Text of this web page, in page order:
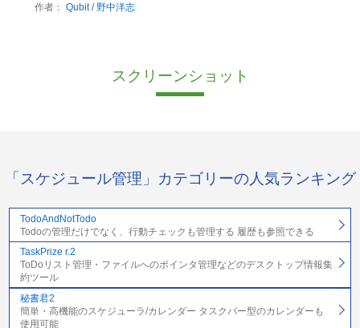
作者： Qubit / 野中洋志
スクリーンショット
「スケジュール管理」カテゴリーの人気ランキング
TodoAndNotTodo
Todoの管理だけでなく、行動チェックも管理する 履歴も参照できる
TaskPrize r.2
ToDoリスト管理・ファイルへのポインタ管理などのデスクトップ情報集
約ツール
秘書君2
簡単・高機能のスケジューラ/カレンダー タスクバー型のカレンダーも
使用可能